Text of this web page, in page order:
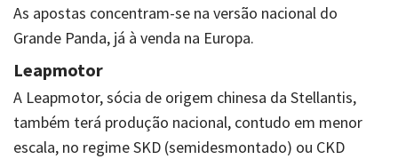
As apostas concentram-se na versão nacional do
Grande Panda, já à venda na Europa.
Leapmotor
A Leapmotor, sócia de origem chinesa da Stellantis,
também terá produção nacional, contudo em menor
escala, no regime SKD (semidesmontado) ou CKD